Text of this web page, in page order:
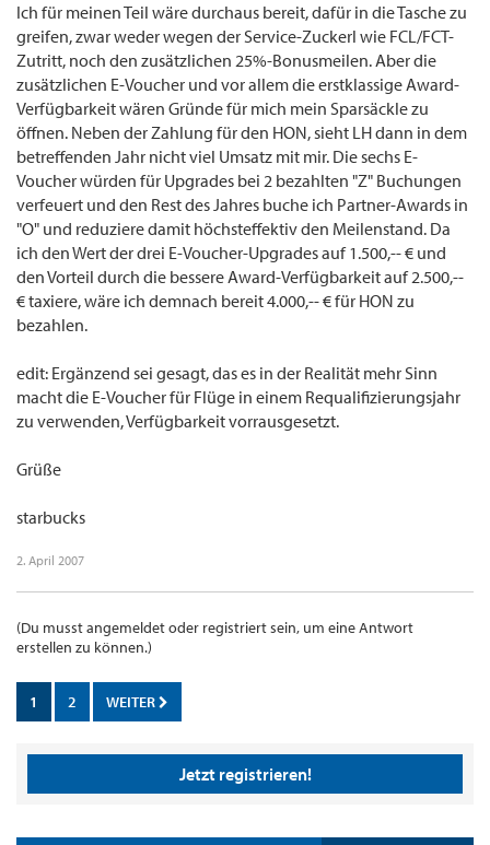
Ich für meinen Teil wäre durchaus bereit, dafür in die Tasche zu
greifen, zwar weder wegen der Service-Zuckerl wie FCL/FCT-
Zutritt, noch den zusätzlichen 25%-Bonusmeilen. Aber die
zusätzlichen E-Voucher und vor allem die erstklassige Award-
Verfügbarkeit wären Gründe für mich mein Sparsäckle zu
öffnen. Neben der Zahlung für den HON, sieht LH dann in dem
betreffenden Jahr nicht viel Umsatz mit mir. Die sechs E-
Voucher würden für Upgrades bei 2 bezahlten "Z" Buchungen
verfeuert und den Rest des Jahres buche ich Partner-Awards in
"O" und reduziere damit höchsteffektiv den Meilenstand. Da
ich den Wert der drei E-Voucher-Upgrades auf 1.500,-- € und
den Vorteil durch die bessere Award-Verfügbarkeit auf 2.500,--
€ taxiere, wäre ich demnach bereit 4.000,-- € für HON zu
bezahlen.
edit: Ergänzend sei gesagt, das es in der Realität mehr Sinn
macht die E-Voucher für Flüge in einem Requalifizierungsjahr
zu verwenden, Verfügbarkeit vorrausgesetzt.
Grüße
starbucks
2. April 2007
(Du musst angemeldet oder registriert sein, um eine Antwort
erstellen zu können.)
1 2 WEITER
Jetzt registrieren!